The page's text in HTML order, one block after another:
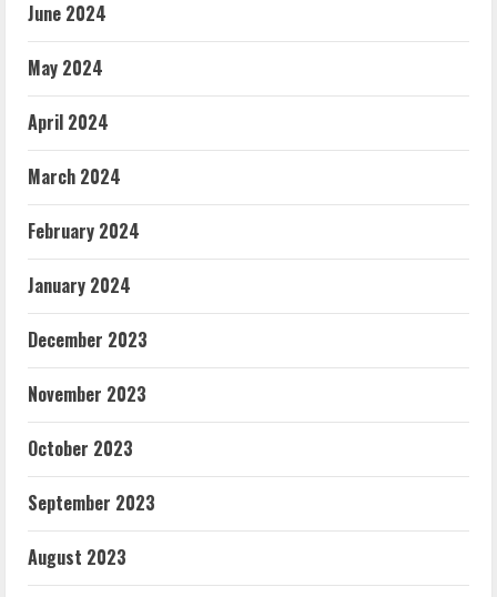
June 2024
May 2024
April 2024
March 2024
February 2024
January 2024
December 2023
November 2023
October 2023
September 2023
August 2023